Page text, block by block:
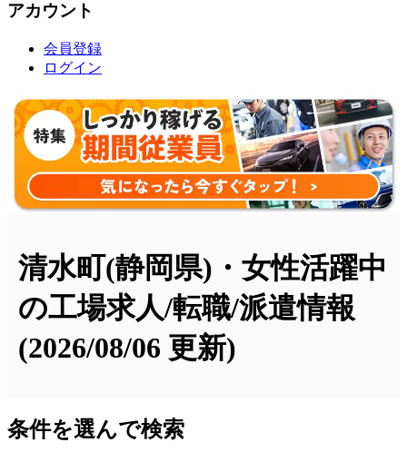
アカウント
会員登録
ログイン
清水町(静岡県)・女性活躍中
の工場求人/転職/派遣情報
(2026/08/06 更新)
条件を選んで検索